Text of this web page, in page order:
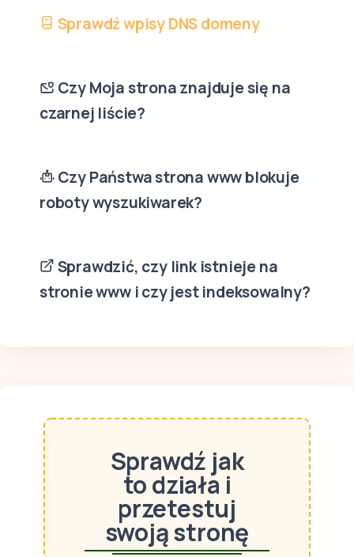
Sprawdź wpisy DNS domeny
Czy Moja strona znajduje się na
czarnej liście?
Czy Państwa strona www blokuje
roboty wyszukiwarek?
Sprawdzić, czy link istnieje na
stronie www i czy jest indeksowalny?
Sprawdź jak
to działa i
przetestuj
swoją stronę